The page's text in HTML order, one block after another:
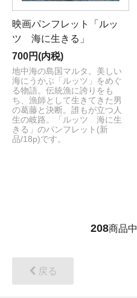
映画パンフレット「ルッ
ツ 海に生きる」
700円(内税)
地中海の島国マルタ。美しい
海にうかぶ「ルッツ」をめぐ
る物語。伝統漁に誇りをも
ち、漁師として生きてきた男
の葛藤と決断。誰もが立つ人
生の岐路。「ルッツ 海に生
きる」のパンフレット(新
品/18p)です。
208商品中
戻る